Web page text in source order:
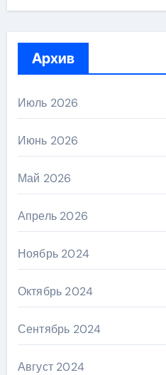
Архив
Июль 2026
Июнь 2026
Май 2026
Апрель 2026
Ноябрь 2024
Октябрь 2024
Сентябрь 2024
Август 2024